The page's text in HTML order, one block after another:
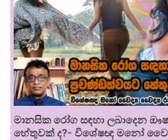
මානසික රෝග සඳහා ලබාදෙන
හේතුවක් ද?- විශේෂඥ මනෝ